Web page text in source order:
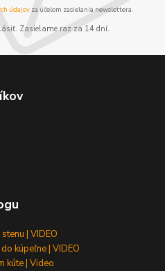
údajov za účelom zasielania newslettera.
Zasielame raz za 14 dní.
| VIDEO
kúpeľne | VIDEO
kúte | Video